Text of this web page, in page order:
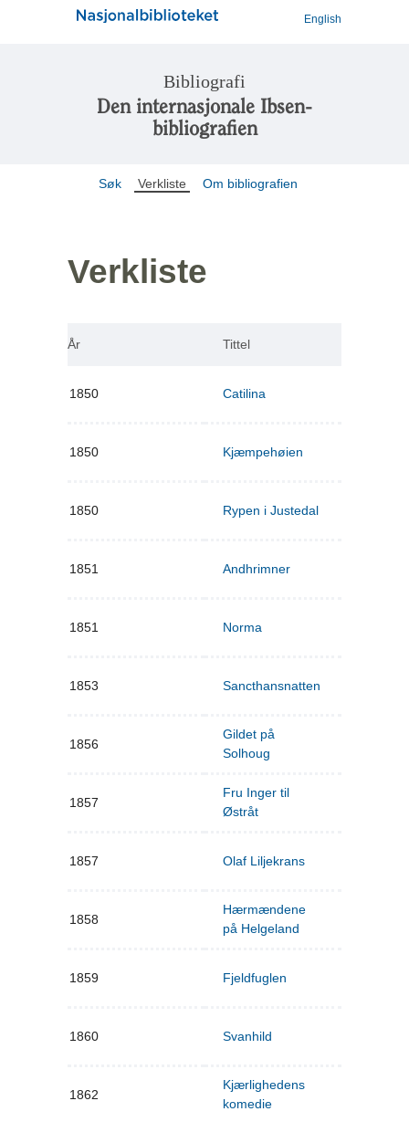
English
Bibliografi
Den internasjonale Ibsen-
bibliografien
Søk Verkliste Om bibliografien
Verkliste
År Tittel
1850 Catilina
1850 Kjæmpehøien
1850 Rypen i Justedal
1851 Andhrimner
1851 Norma
1853 Sancthansnatten
1856
Gildet på
Solhoug
1857
Fru Inger til
Østråt
1857 Olaf Liljekrans
1858
Hærmændene
på Helgeland
1859 Fjeldfuglen
1860 Svanhild
1862
Kjærlighedens
komedie